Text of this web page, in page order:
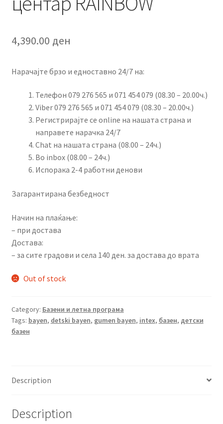
4,390.00 ден
Нарачајте брзо и едноставно 24/7 на:
Телефон 079 276 565 и 071 454 079 (08.30 – 20.00ч.)
Viber 079 276 565 и 071 454 079 (08.30 – 20.00ч.)
Регистрирајте се online на нашата страна и
направете нарачка 24/7
Chat на нашата страна (08.00 – 24ч.)
Во inbox (08.00 – 24ч.)
Испорака 2-4 работни денови
Загарантирана безбедност
Начин на плаќање:
– при достава
Достава:
– за сите градови и села 140 ден. за достава до врата
Out of stock
Category: Базени и летна програма
Tags: bayen, detski bayen, gumen bayen, intex, базен, детски
базен
Description
Description